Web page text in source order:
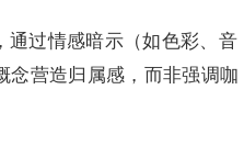
通过情感暗示（如色彩、音
念营造归属感，而非强调咖